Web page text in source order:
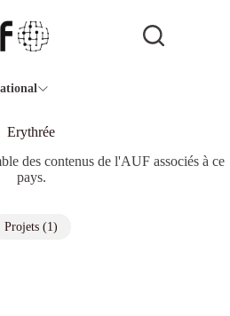
Erythrée
des contenus de l'AUF associés à ce
pays.
Projets (1)